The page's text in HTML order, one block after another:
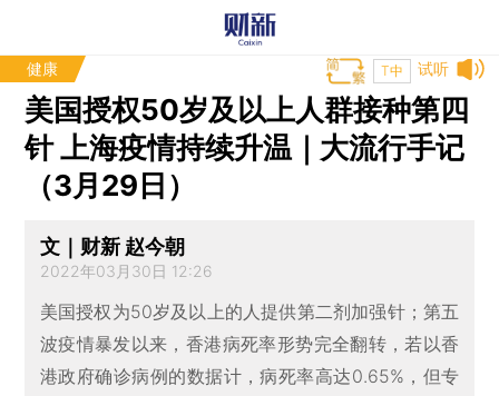
健康 试听
T中
美国授权50岁及以上人群接种第四
针 上海疫情持续升温｜大流行手记
（3月29日）
文｜财新 赵今朝
2022年03月30日 12:26
美国授权为50岁及以上的人提供第二剂加强针；第五
波疫情暴发以来，香港病死率形势完全翻转，若以香
港政府确诊病例的数据计，病死率高达0.65%，但专